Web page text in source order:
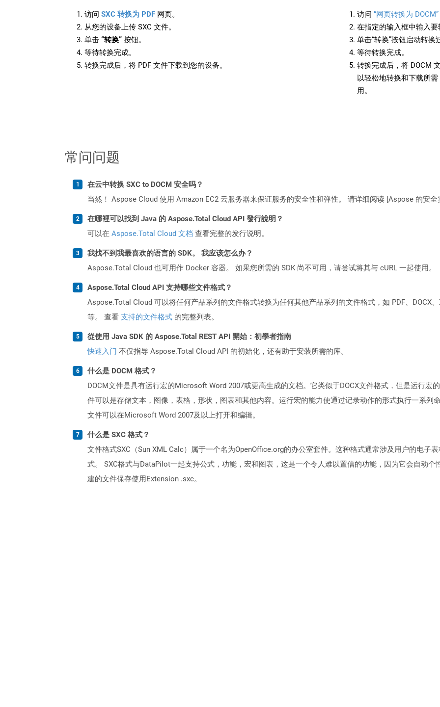
访问 SXC 转换为 PDF 网页。
从您的设备上传 SXC 文件。
单击 “转换” 按钮。
等待转换完成。
转换完成后，将 PDF 文件下载到您的设备。
访问 “网页转换为 DOCM”
在指定的输入框中输入要
单击“转换”按钮启动转换
等待转换完成。
转换完成后，将 DOCM
以轻松地转换和下载所
用。
常问问题
在云中转换 SXC to DOCM 安全吗？
当然！ Aspose Cloud 使用 Amazon EC2 云服务器来保证服务的安全性和弹性。 请详细阅读 [Aspose 的安
在哪裡可以找到 Java 的 Aspose.Total Cloud API 發行說明？
可以在 Aspose.Total Cloud 文档 查看完整的发行说明。
我找不到我最喜欢的语言的 SDK。 我应该怎么办？
Aspose.Total Cloud 也可用作 Docker 容器。 如果您所需的 SDK 尚不可用，请尝试将其与 cURL 一起使用。
Aspose.Total Cloud API 支持哪些文件格式？
Aspose.Total Cloud 可以将任何产品系列的文件格式转换为任何其他产品系列的文件格式，如 PDF、DOCX
等。 查看 支持的文件格式 的完整列表。
從使用 Java SDK 的 Aspose.Total REST API 開始：初學者指南
快速入门 不仅指导 Aspose.Total Cloud API 的初始化，还有助于安装所需的库。
什么是 DOCM 格式？
DOCM文件是具有运行宏的Microsoft Word 2007或更高生成的文档。它类似于DOCX文件格式，但是运行宏
件可以是存储文本，图像，表格，形状，图表和其他内容。运行宏的能力使通过记录动作的形式执行一系列
文件可以在Microsoft Word 2007及以上打开和编辑。
什么是 SXC 格式？
文件格式SXC（Sun XML Calc）属于一个名为OpenOffice.org的办公室套件。这种格式通常涉及用户的电子
式。 SXC格式与DataPilot一起支持公式，功能，宏和图表，这是一个令人难以置信的功能，因为它会自动个
建的文件保存使用Extension .sxc。